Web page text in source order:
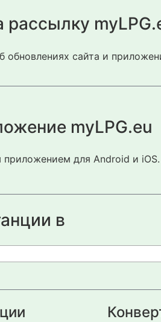
обновлениях сайта и
myLPG.eu
для Android и iOS.
в